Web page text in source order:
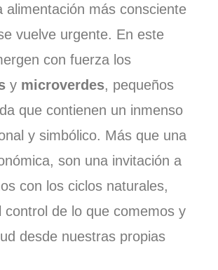
alimentación más consciente
vuelve urgente. En este
con fuerza los
y microverdes, pequeños
que contienen un inmenso
y simbólico. Más que una
son una invitación a
con los ciclos naturales,
control de lo que comemos y
desde nuestras propias